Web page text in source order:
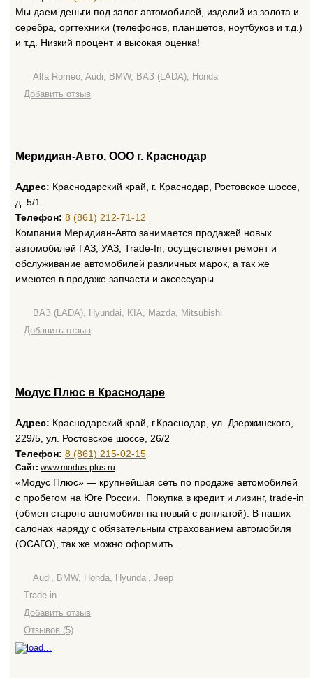
Мы даем деньги под залог автомобилей, изделий из золота и
серебра, оргтехники (телефонов, планшетов, ноутбуков и т.д.)
и т.д. Низкий процент и высокая оценка!
Alfa Romeo, Audi, BMW, ВАЗ (LADA), Honda
Добавить отзыв
Меридиан-Авто, ООО г. Краснодар
Адрес: Краснодарский край, г. Краснодар, Ростовское шоссе,
д. 5/1
Телефон: 8 (861) 212-71-12
Компания Меридиан-Авто занимается продажей новых
автомобилей ГАЗ, УАЗ, Trade-In; осуществляет ремонт и
обслуживание автомобилей различных марок, а так же
имеются в продаже запчасти и аксессуары.
ВАЗ (LADA), Hyundai, KIA, Mazda, Mitsubishi
Добавить отзыв
Модус Плюс в Краснодаре
Адрес: Краснодарский край, г.Краснодар, ул. Дзержинского,
229/5, ул. Ростовское шоссе, 26/2
Телефон: 8 (861) 215-02-15
Сайт: www.modus-plus.ru
«Модус Плюс» — крупнейшая сеть по продаже автомобилей
с пробегом на Юге России. Покупка в кредит и лизинг, trade-in
(обмен старого автомобиля на новый с доплатой). В наших
салонах наряду с обязательным страхованием автомобиля
(ОСАГО), так же можно оформить…
Audi, BMW, Honda, Hyundai, Jeep
Trade-in
Добавить отзыв
Отзывов (5)